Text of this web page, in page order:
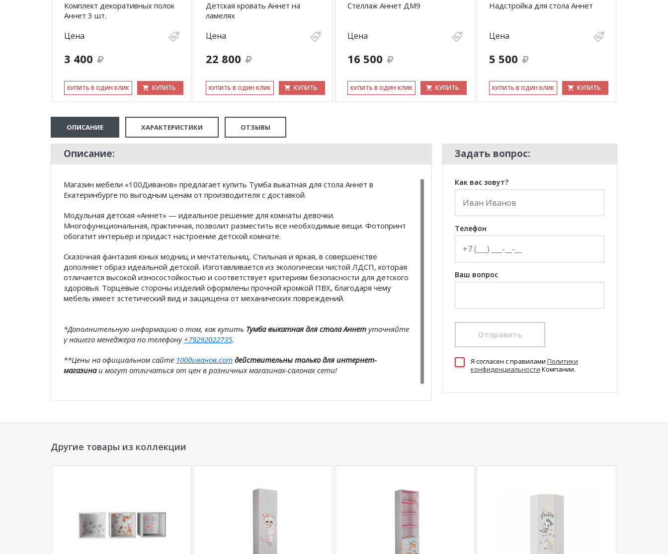
Комплект декоративных полок
Аннет 3 шт.
Цена
3 400
КУ­ПИТЬ В ОДИН КЛИК КУПИТЬ
Детская кровать Аннет на
ламелях
Цена
22 800
КУ­ПИТЬ В ОДИН КЛИК КУПИТЬ
Стеллаж Аннет ДМ9
Цена
16 500
КУ­ПИТЬ В ОДИН КЛИК КУПИТЬ
Надстройка для стола Аннет
Цена
5 500
КУ­ПИТЬ В ОДИН КЛИК КУПИТЬ
ОПИСАНИЕ ХАРАКТЕРИСТИКИ ОТЗЫВЫ
Описание:
Магазин мебели «100Диванов» предлагает купить Тумба выкатная для стола Аннет в
Екатеринбурге по выгодным ценам от производителя с доставкой.
Модульная детская «Аннет» — идеальное решение для комнаты девочки.
Многофункциональная, практичная, позволит разместить все необходимые вещи. Фотопринт
обогатит интерьер и придаст настроение детской комнате.
Сказочная фантазия юных модниц и мечтательниц. Стильная и яркая, в совершенстве
дополняет образ идеальной детской. Изготавливается из экологически чистой ЛДСП, которая
отличается высокой износостойкостью и соответствует критериям безопасности для детского
здоровья. Торцевые стороны изделий оформлены прочной кромкой ПВХ, благодаря чему
мебель имеет эстетический вид и защищена от механических повреждений.
*Дополнительную информацию о том, как купить Тумба выкатная для стола Аннет уточняйте
у нашего менеджера по телефону +79292022735.
**Цены на официальном сайте 100диванов.com действительны только для интернет-
магазинаи могут отличаться от цен в розничных магазинах-салонах сети!
Задать вопрос:
Как вас зовут?
Телефон
Ваш вопрос
Отправить
Я согласен c правилами Политики
конфиденциальности Компании.
Другие товары из коллекции